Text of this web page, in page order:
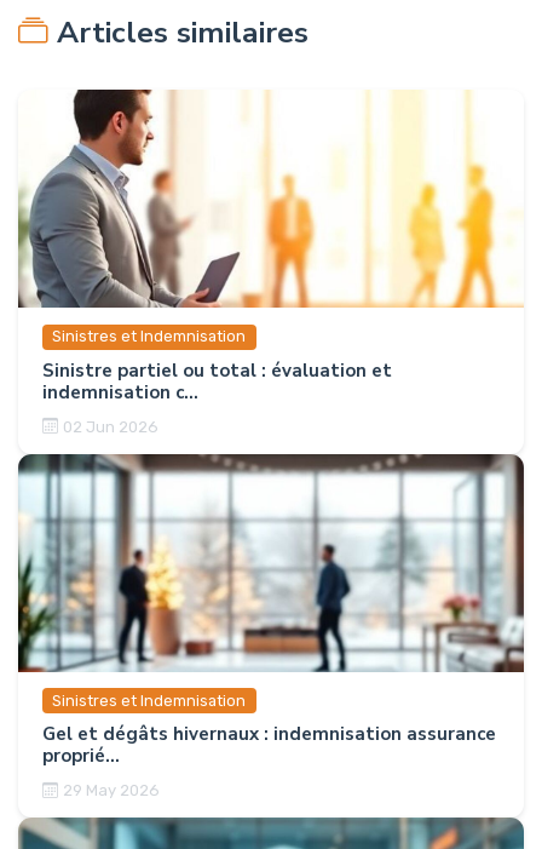
Articles similaires
Sinistres et Indemnisation
Sinistre partiel ou total : évaluation et
indemnisation c...
02 Jun 2026
Sinistres et Indemnisation
Gel et dégâts hivernaux : indemnisation assurance
proprié...
29 May 2026